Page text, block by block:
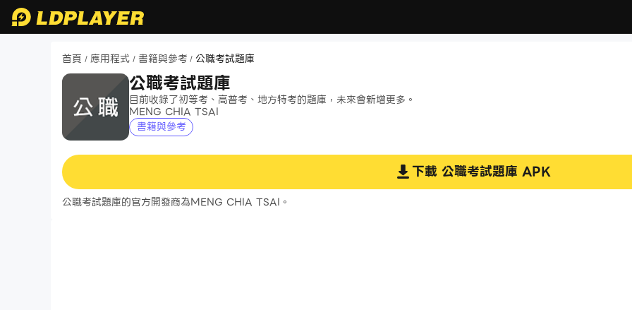
首頁 / 應用程式 / 書籍與參考 / 公職考試題庫
公職考試題庫
目前收錄了初等考、高普考、地方特考的題庫，未來會新增更多。
MENG CHIA TSAI
書籍與參考
下載 公職考試題庫APK
公職考試題庫的官方開發商為MENG CHIA TSAI。